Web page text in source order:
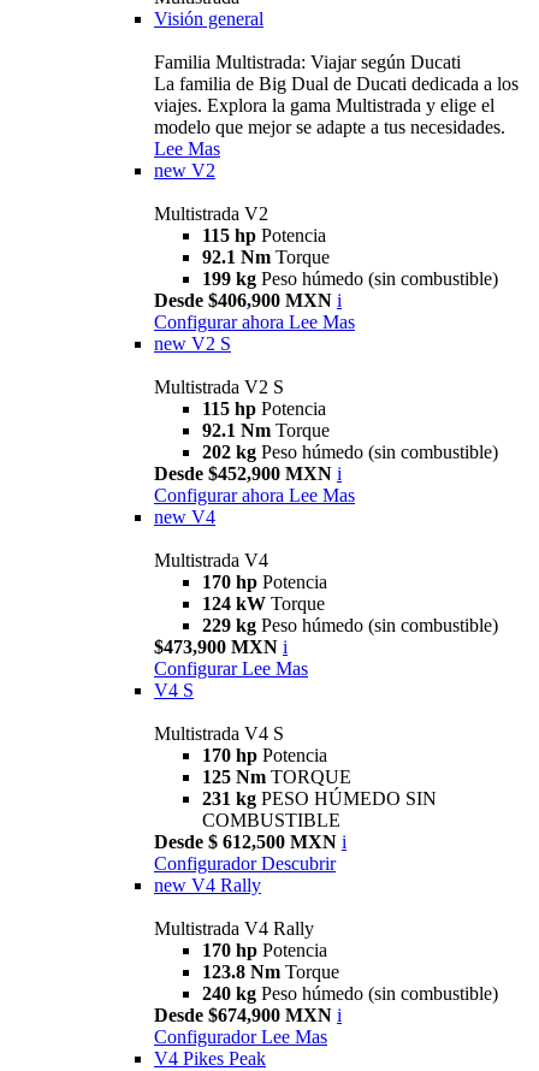
Visión general
Familia Multistrada: Viajar según Ducati
La familia de Big Dual de Ducati dedicada a los
viajes. Explora la gama Multistrada y elige el
modelo que mejor se adapte a tus necesidades.
Lee Mas
new V2
Multistrada V2
115 hp Potencia
92.1 Nm Torque
199 kg Peso húmedo (sin combustible)
Desde $406,900 MXN i
Configurar ahora Lee Mas
new V2 S
Multistrada V2 S
115 hp Potencia
92.1 Nm Torque
202 kg Peso húmedo (sin combustible)
Desde $452,900 MXN i
Configurar ahora Lee Mas
new V4
Multistrada V4
170 hp Potencia
124 kW Torque
229 kg Peso húmedo (sin combustible)
$473,900 MXN i
Configurar Lee Mas
V4 S
Multistrada V4 S
170 hp Potencia
125 Nm TORQUE
231 kg PESO HÚMEDO SIN
COMBUSTIBLE
Desde $ 612,500 MXN i
Configurador Descubrir
new V4 Rally
Multistrada V4 Rally
170 hp Potencia
123.8 Nm Torque
240 kg Peso húmedo (sin combustible)
Desde $674,900 MXN i
Configurador Lee Mas
V4 Pikes Peak